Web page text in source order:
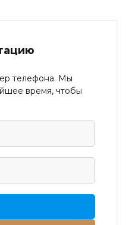
телефона. Мы
время, чтобы